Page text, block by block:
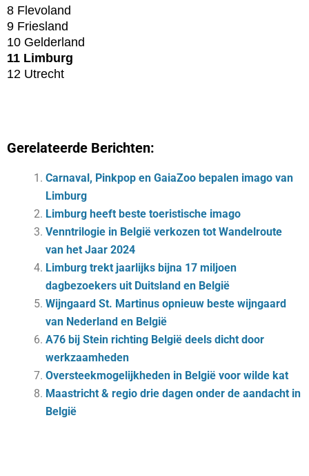
8 Flevoland
9 Friesland
10 Gelderland
11 Limburg
12 Utrecht
Gerelateerde Berichten:
Carnaval, Pinkpop en GaiaZoo bepalen imago van
Limburg
Limburg heeft beste toeristische imago
Venntrilogie in België verkozen tot Wandelroute
van het Jaar 2024
Limburg trekt jaarlijks bijna 17 miljoen
dagbezoekers uit Duitsland en België
Wijngaard St. Martinus opnieuw beste wijngaard
van Nederland en België
A76 bij Stein richting België deels dicht door
werkzaamheden
Oversteekmogelijkheden in België voor wilde kat
Maastricht & regio drie dagen onder de aandacht in
België